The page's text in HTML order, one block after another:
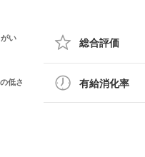
総合評価
有給消化率